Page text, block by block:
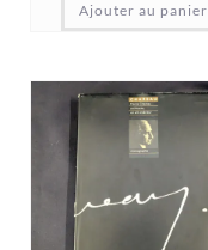
Ajouter au panier